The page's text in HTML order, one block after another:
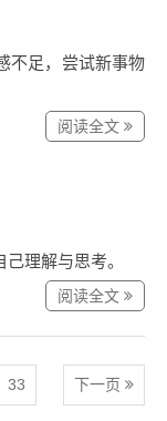
不足，尝试新事物
阅读全文
理解与思考。
阅读全文
33 下一页